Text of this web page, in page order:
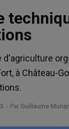
d'agriculture
à Château-
- Par Guillaume Murian